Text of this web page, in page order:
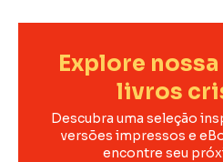
Explore
livros
Descubra uma seleção
versões impressos e
encontre seu